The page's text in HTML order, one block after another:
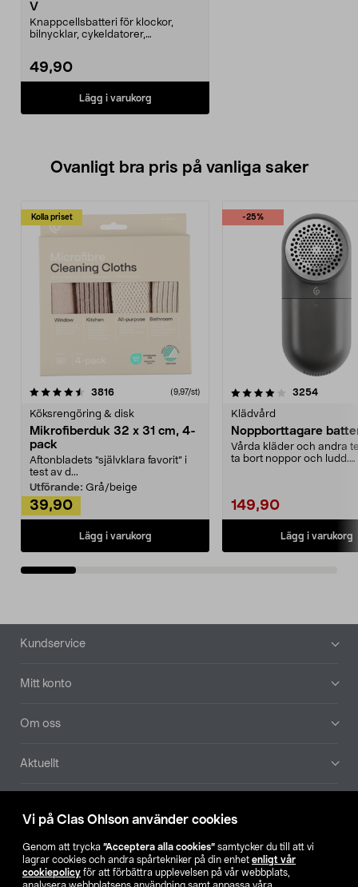
Vi på Clas Ohlson använder cookies
Genom att trycka ”Acceptera alla cookies” samtycker du till att vi
lagrar cookies och andra spårtekniker på din enhet enligt vår
cookiepolicy för att förbättra upplevelsen på vår webbplats,
V
Knappcellsbatteri för klockor,
bilnycklar, cykeldatorer,
49,90
Lägg i varukorg
Ovanligt bra pris på vanliga saker
Kolla priset
3816recensioner (9,97/st)
Köksrengöring & disk
Mikrofiberduk 32 x 31 cm, 4-
pack
Aftonbladets "självklara favorit” i
test av d...
Utförande: Grå/beige
39,90
Lägg i varukorg
-25%
4.0av 5 stjärnor 3254
Klädvård
Noppborttagare
Vårda kläder och andra
ta bort noppor och ludd.
149,90
Lägg i varukorg
4.5av 5 stjärnor
Sidfot
Kundservice
Mitt konto
Om oss
Aktuellt
Hitta butik
SE NO FI